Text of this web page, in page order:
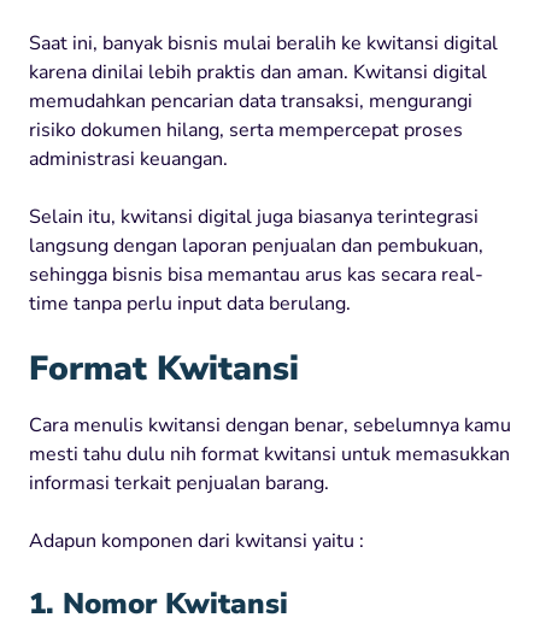
Saat ini, banyak bisnis mulai beralih ke kwitansi digital
karena dinilai lebih praktis dan aman. Kwitansi digital
memudahkan pencarian data transaksi, mengurangi
risiko dokumen hilang, serta mempercepat proses
administrasi keuangan.
Selain itu, kwitansi digital juga biasanya terintegrasi
langsung dengan laporan penjualan dan pembukuan,
sehingga bisnis bisa memantau arus kas secara real-
time tanpa perlu input data berulang.
Format Kwitansi
Cara menulis kwitansi dengan benar, sebelumnya kamu
mesti tahu dulu nih format kwitansi untuk memasukkan
informasi terkait penjualan barang.
Adapun komponen dari kwitansi yaitu :
1. Nomor Kwitansi